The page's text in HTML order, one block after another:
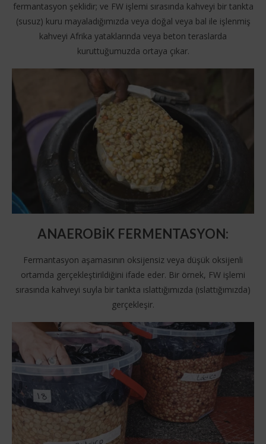
fermantasyon şeklidir; ve FW işlemi sırasında kahveyi bir tankta
(susuz) kuru mayaladığımızda veya doğal veya bal ile işlenmiş
kahveyi Afrika yataklarında veya beton teraslarda
kuruttuğumuzda ortaya çıkar.
ANAEROBİK FERMENTASYON:
Fermantasyon aşamasının oksijensiz veya düşük oksijenli
ortamda gerçekleştirildiğini ifade eder. Bir örnek, FW işlemi
sırasında kahveyi suyla bir tankta ıslattığımızda (ıslattığımızda)
gerçekleşir.